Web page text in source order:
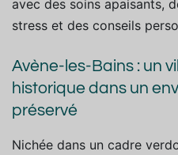
avec des soins apaisants,
stress et des conseils
Avène-les-Bains : un
historique dans un
préservé
Nichée dans un cadre